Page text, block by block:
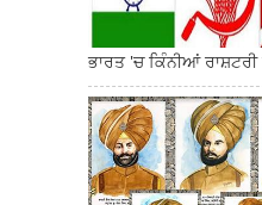
ਭਾਰਤ 'ਚ ਕਿੰਨੀਆਂ